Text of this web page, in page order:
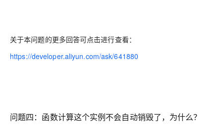
关于本问题的更多回答可点击进行查看：
https://developer.aliyun.com/ask/641880
问题四：函数计算这个实例不会自动销毁了，为什么？